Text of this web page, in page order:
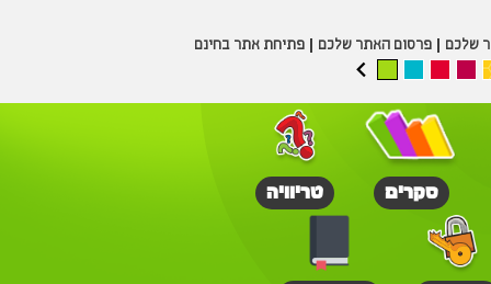
שלכם פרסום האתר שלכם פתיחת אתר בחינם
סקרים טריוויה